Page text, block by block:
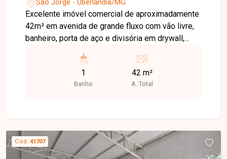
São Jorge - Uberlândia/MG
Excelente imóvel comercial de aproximadamente
42m² em avenida de grande fluxo com vão livre,
banheiro, porta de aço e divisória em drywall,
1
Banho
42 m²
A. Total
Cód. 41707